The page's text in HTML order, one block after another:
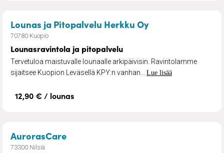
Lounas ja Pitopalvelu Herkku Oy–
70780 Kuopio
Lounasravintola ja pitopalvelu
Tervetuloa maistuvalle lounaalle arkipäivisin. Ravintolamme
sijaitsee Kuopion Leväsellä KPY:n vanhan... Lue lisää
12,90 € / lounas
AurorasCare– Jalkahoitaja
73300 Nilsiä